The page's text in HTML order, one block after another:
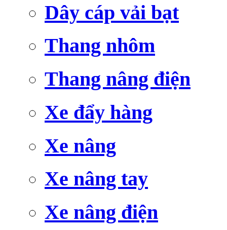
Dây cáp vải bạt
Thang nhôm
Thang nâng điện
Xe đẩy hàng
Xe nâng
Xe nâng tay
Xe nâng điện